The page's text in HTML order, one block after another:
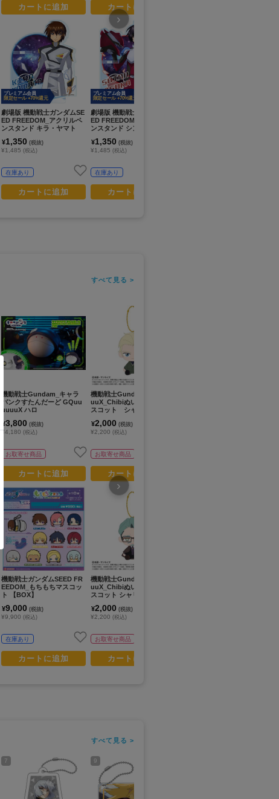
カートに追加
プレミアム会員
限定セール +70%還元
劇場版 機動戦士ガンダムSE
ED FREEDOM_アクリルペ
ンスタンド キラ・ヤマト
¥1,350 (税抜)
¥1,485 (税込)
在庫あり
カートに追加
カートに追加
プレミアム会員
限定セール +70%還元
劇場版 機動戦士ガンダムSE
ED FREEDOM_アクリルペ
ンスタンド シン・アスカ
¥1,350 (税抜)
¥1,485 (税込)
在庫あり
カートに追加
›
すべて見る >
機動戦士Gundam_キャラ
バンクすたんだーど GQuu
uuuuX ハロ
¥3,800 (税抜)
¥4,180 (税込)
お取寄せ商品
カートに追加
機動戦士ガンダムSEED FR
EEDOM_もちもちマスコッ
ト 【BOX】
¥9,000 (税抜)
¥9,900 (税込)
在庫あり
カートに追加
機動戦士Gundam GQuuuu
uuX_Chibiぬいおすわりマ
スコット シャア・アズナ
¥2,000 (税抜)
¥2,200 (税込)
お取寄せ商品
カートに追加
機動戦士Gundam GQuuuu
uuX_Chibiぬいおすわりマ
スコット シャリア・ブル
¥2,000 (税抜)
¥2,200 (税込)
お取寄せ商品
カートに追加
›
すべて見る >
7 9